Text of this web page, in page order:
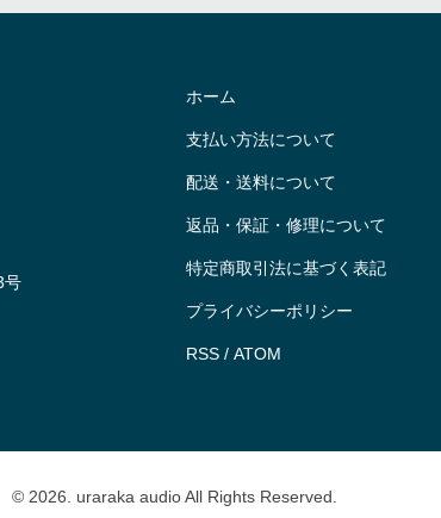
号
ホーム
支払い方法について
配送・送料について
返品・保証・修理について
特定商取引法に基づく表記
プライバシーポリシー
RSS / ATOM
© 2026. uraraka audio All Rights Reserved.